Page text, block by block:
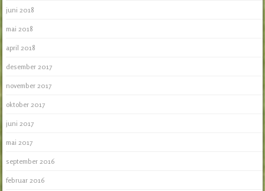
juni 2018
mai 2018
april 2018
desember 2017
november 2017
oktober 2017
juni 2017
mai 2017
september 2016
februar 2016